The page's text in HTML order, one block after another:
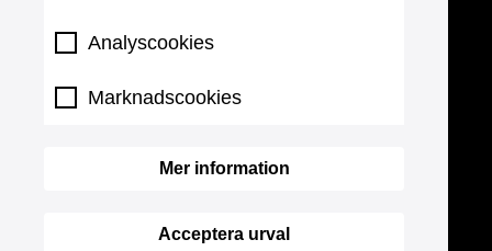
Analyscookies
Marknadscookies
Mer information
Acceptera urval